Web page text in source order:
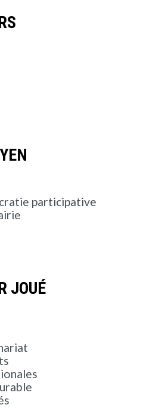
participative
JOUÉ